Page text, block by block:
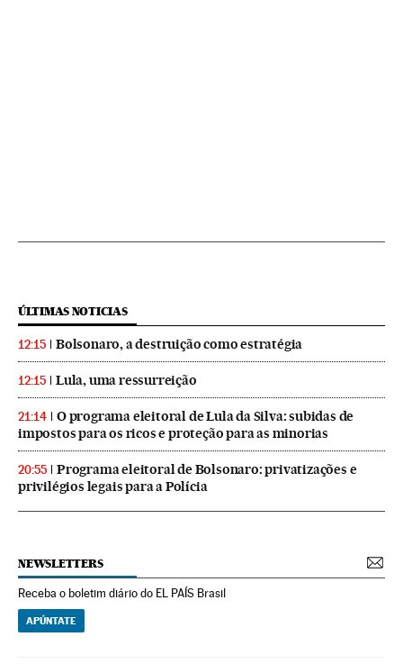
ÚLTIMAS NOTICIAS
12:15 Bolsonaro, a destruição como estratégia
12:15 Lula, uma ressurreição
21:14
O programa eleitoral de Lula da Silva: subidas de
impostos para os ricos e proteção para as minorias
20:55
Programa eleitoral de Bolsonaro: privatizações e
privilégios legais para a Polícia
NEWSLETTERS
Receba o boletim diário do EL PAÍS Brasil
APÚNTATE